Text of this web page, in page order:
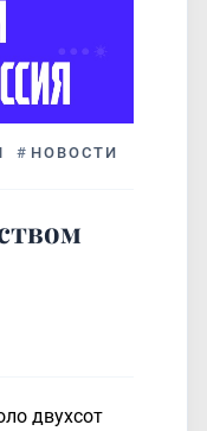
# НОВОСТИ
двухсот